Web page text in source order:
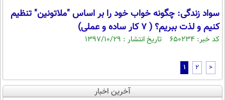
سواد زندگی: چگونه خواب خود را بر اساس "ملاتونین" تنظیم
کنیم و لذت ببریم؟ ( 7 کار ساده و عملی)
کد خبر: ۶۵۰۲۳۴ تاریخ انتشار : ۱۳۹۷/۱۰/۲۹
1 2 >
آخرین اخبار